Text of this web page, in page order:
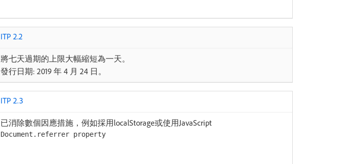
ITP 2.2
將七天過期的上限大幅縮短為一天。
發行日期: 2019 年 4 月 24 日。
ITP 2.3
已消除數個因應措施，例如採用localStorage或使用JavaScript
Document.referrer property